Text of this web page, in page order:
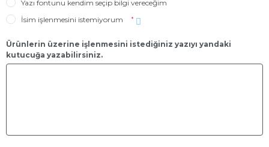
Yazı fontunu kendim seçip bilgi vereceğim
İsim işlenmesini istemiyorum
*
Ürünlerin üzerine işlenmesini istediğiniz yazıyı yandaki
kutucuğa yazabilirsiniz.